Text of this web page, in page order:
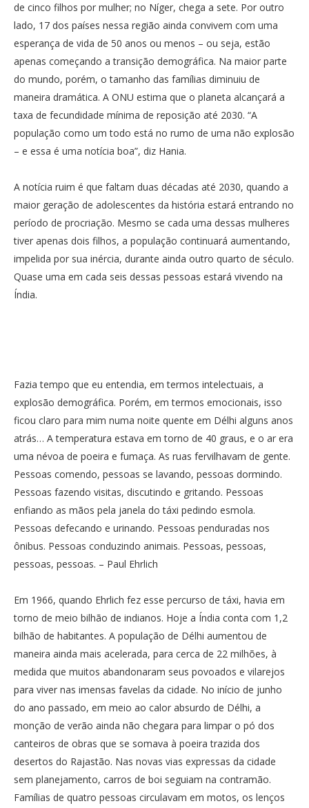
de cinco filhos por mulher; no Níger, chega a sete. Por outro
lado, 17 dos países nessa região ainda convivem com uma
esperança de vida de 50 anos ou menos – ou seja, estão
apenas começando a transição demográfica. Na maior parte
do mundo, porém, o tamanho das famílias diminuiu de
maneira dramática. A ONU estima que o planeta alcançará a
taxa de fecundidade mínima de reposição até 2030. “A
população como um todo está no rumo de uma não explosão
– e essa é uma notícia boa”, diz Hania.
A notícia ruim é que faltam duas décadas até 2030, quando a
maior geração de adolescentes da história estará entrando no
período de procriação. Mesmo se cada uma dessas mulheres
tiver apenas dois filhos, a população continuará aumentando,
impelida por sua inércia, durante ainda outro quarto de século.
Quase uma em cada seis dessas pessoas estará vivendo na
Índia.
Fazia tempo que eu entendia, em termos intelectuais, a
explosão demográfica. Porém, em termos emocionais, isso
ficou claro para mim numa noite quente em Délhi alguns anos
atrás… A temperatura estava em torno de 40 graus, e o ar era
uma névoa de poeira e fumaça. As ruas fervilhavam de gente.
Pessoas comendo, pessoas se lavando, pessoas dormindo.
Pessoas fazendo visitas, discutindo e gritando. Pessoas
enfiando as mãos pela janela do táxi pedindo esmola.
Pessoas defecando e urinando. Pessoas penduradas nos
ônibus. Pessoas conduzindo animais. Pessoas, pessoas,
pessoas, pessoas. – Paul Ehrlich
Em 1966, quando Ehrlich fez esse percurso de táxi, havia em
torno de meio bilhão de indianos. Hoje a Índia conta com 1,2
bilhão de habitantes. A população de Délhi aumentou de
maneira ainda mais acelerada, para cerca de 22 milhões, à
medida que muitos abandonaram seus povoados e vilarejos
para viver nas imensas favelas da cidade. No início de junho
do ano passado, em meio ao calor absurdo de Délhi, a
monção de verão ainda não chegara para limpar o pó dos
canteiros de obras que se somava à poeira trazida dos
desertos do Rajastão. Nas novas vias expressas da cidade
sem planejamento, carros de boi seguiam na contramão.
Famílias de quatro pessoas circulavam em motos, os lenços